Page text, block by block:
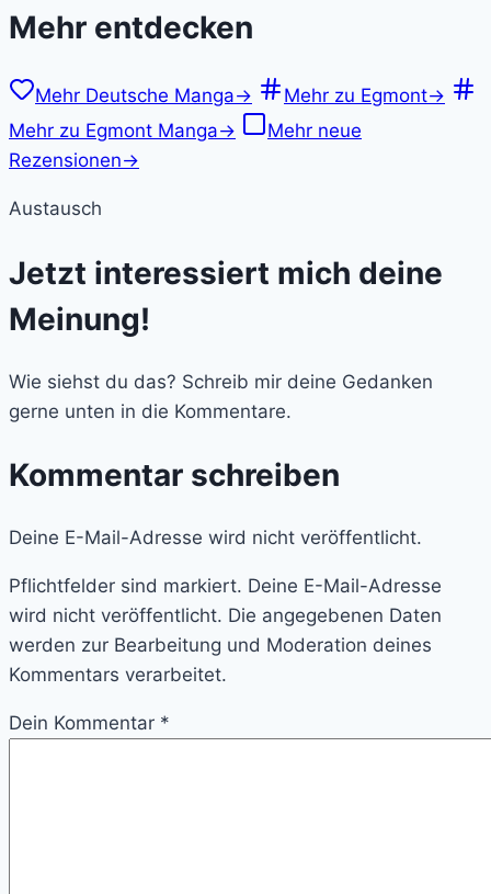
Mehr entdecken
Mehr Deutsche Manga→ Mehr zu Egmont→
Mehr zu Egmont Manga→
Mehr neue
Rezensionen→
Austausch
Jetzt interessiert mich deine
Meinung!
Wie siehst du das? Schreib mir deine Gedanken
gerne unten in die Kommentare.
Kommentar schreiben
Deine E-Mail-Adresse wird nicht veröffentlicht.
Pflichtfelder sind markiert. Deine E-Mail-Adresse
wird nicht veröffentlicht. Die angegebenen Daten
werden zur Bearbeitung und Moderation deines
Kommentars verarbeitet.
Dein Kommentar *